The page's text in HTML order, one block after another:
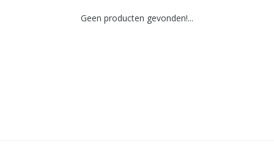
Geen producten gevonden!...